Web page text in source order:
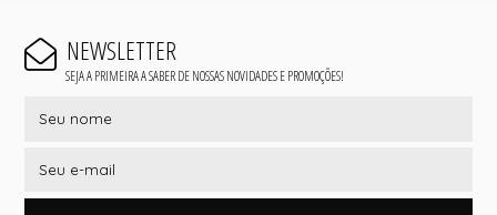
NEWSLETTER
SEJA A PRIMEIRA A SABER DE NOSSAS NOVIDADES E PROMOÇÕES!